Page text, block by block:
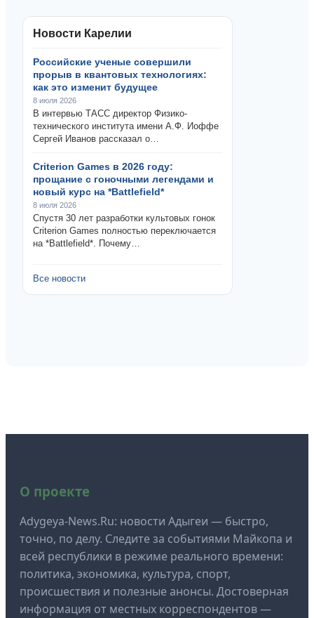
О проекте
Adygeya-News.Ru: новости Адыгеи — быстро,
точно, по делу. Следите за событиями Майкопа и
всей республики в режиме реального времени:
политика, экономика, культура, спорт,
происшествия и полезные анонсы. Достоверная
информация от местных корреспондентов —